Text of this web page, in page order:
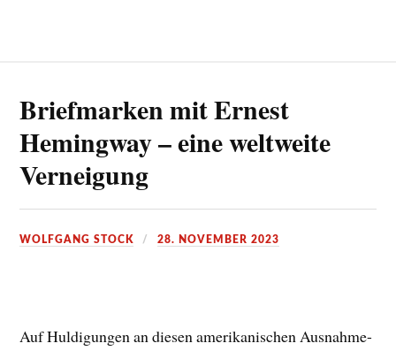
Briefmarken mit Ernest
Hemingway – eine weltweite
Verneigung
WOLFGANG STOCK 28. NOVEMBER 2023
Auf Huldigungen an diesen amerikanischen Ausnahme-